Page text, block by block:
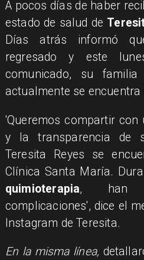
A pocos días de haber
estado de salud de
Días atrás informó
regresado y este
comunicado, su
actualmente se encuentra
'Queremos compartir con
y la transparencia de
Teresita Reyes se
Clínica Santa María.
quimioterapia, han
complicaciones', dice el
Instagram de Teresita.
En la misma línea,